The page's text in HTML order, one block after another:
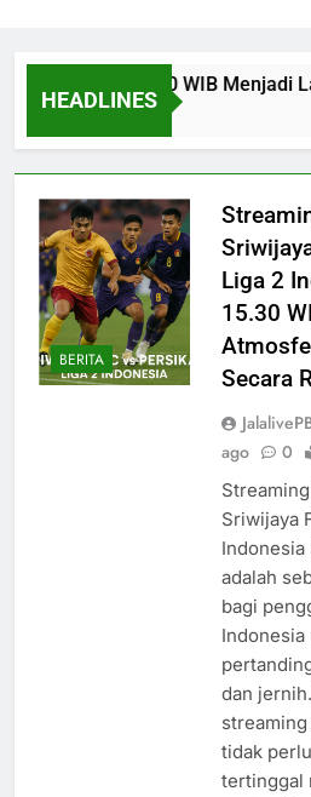
HEADLINES
Ini Pukul 02.00 WIB Menjadi
BERITA
Liga 2
15.30
Secara
ago
0
Sriwijaya
Indonesia
adalah
bagi
Indonesia
dan
tidak
tertinggal